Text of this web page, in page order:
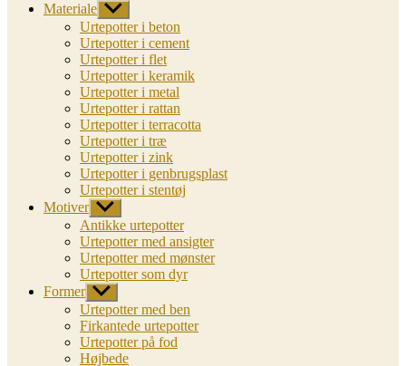
Materiale Vis
undermenu
Urtepotter i beton
Urtepotter i cement
Urtepotter i flet
Urtepotter i keramik
Urtepotter i metal
Urtepotter i rattan
Urtepotter i terracotta
Urtepotter i træ
Urtepotter i zink
Urtepotter i genbrugsplast
Urtepotter i stentøj
Motiver Vis
undermenu
Antikke urtepotter
Urtepotter med ansigter
Urtepotter med mønster
Urtepotter som dyr
Former Vis
undermenu
Urtepotter med ben
Firkantede urtepotter
Urtepotter på fod
Højbede